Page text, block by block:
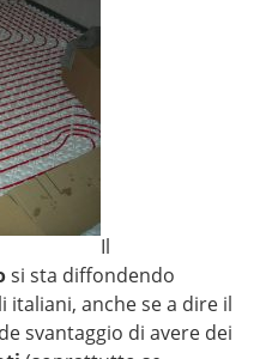
Il
si sta diffondendo
italiani, anche se a dire il
svantaggio di avere dei